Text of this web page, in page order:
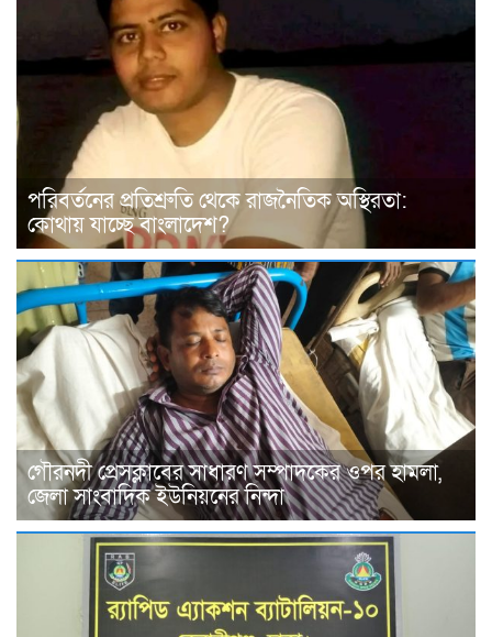
পরিবর্তনের প্রতিশ্রুতি থেকে রাজনৈতিক অস্থিরতা:
কোথায় যাচ্ছে বাংলাদেশ?
গৌরনদী প্রেসক্লাবের সাধারণ সম্পাদকের ওপর হামলা,
জেলা সাংবাদিক ইউনিয়নের নিন্দা